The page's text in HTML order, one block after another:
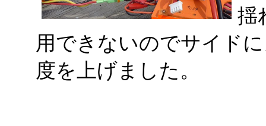
揺
用できないのでサイド
度を上げました。